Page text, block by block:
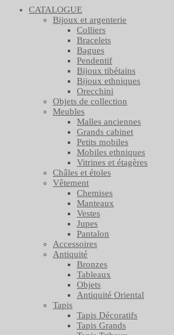
CATALOGUE
Bijoux et argenterie
Colliers
Bracelets
Bagues
Pendentif
Bijoux tibétains
Bijoux ethniques
Orecchini
Objets de collection
Meubles
Malles anciennes
Grands cabinet
Petits mobiles
Mobiles ethniques
Vitrines et étagères
Châles et étoles
Vêtement
Chemises
Manteaux
Vestes
Jupes
Pantalon
Accessoires
Antiquité
Bronzes
Tableaux
Objets
Antiquité Oriental
Tapis
Tapis Décoratifs
Tapis Grands